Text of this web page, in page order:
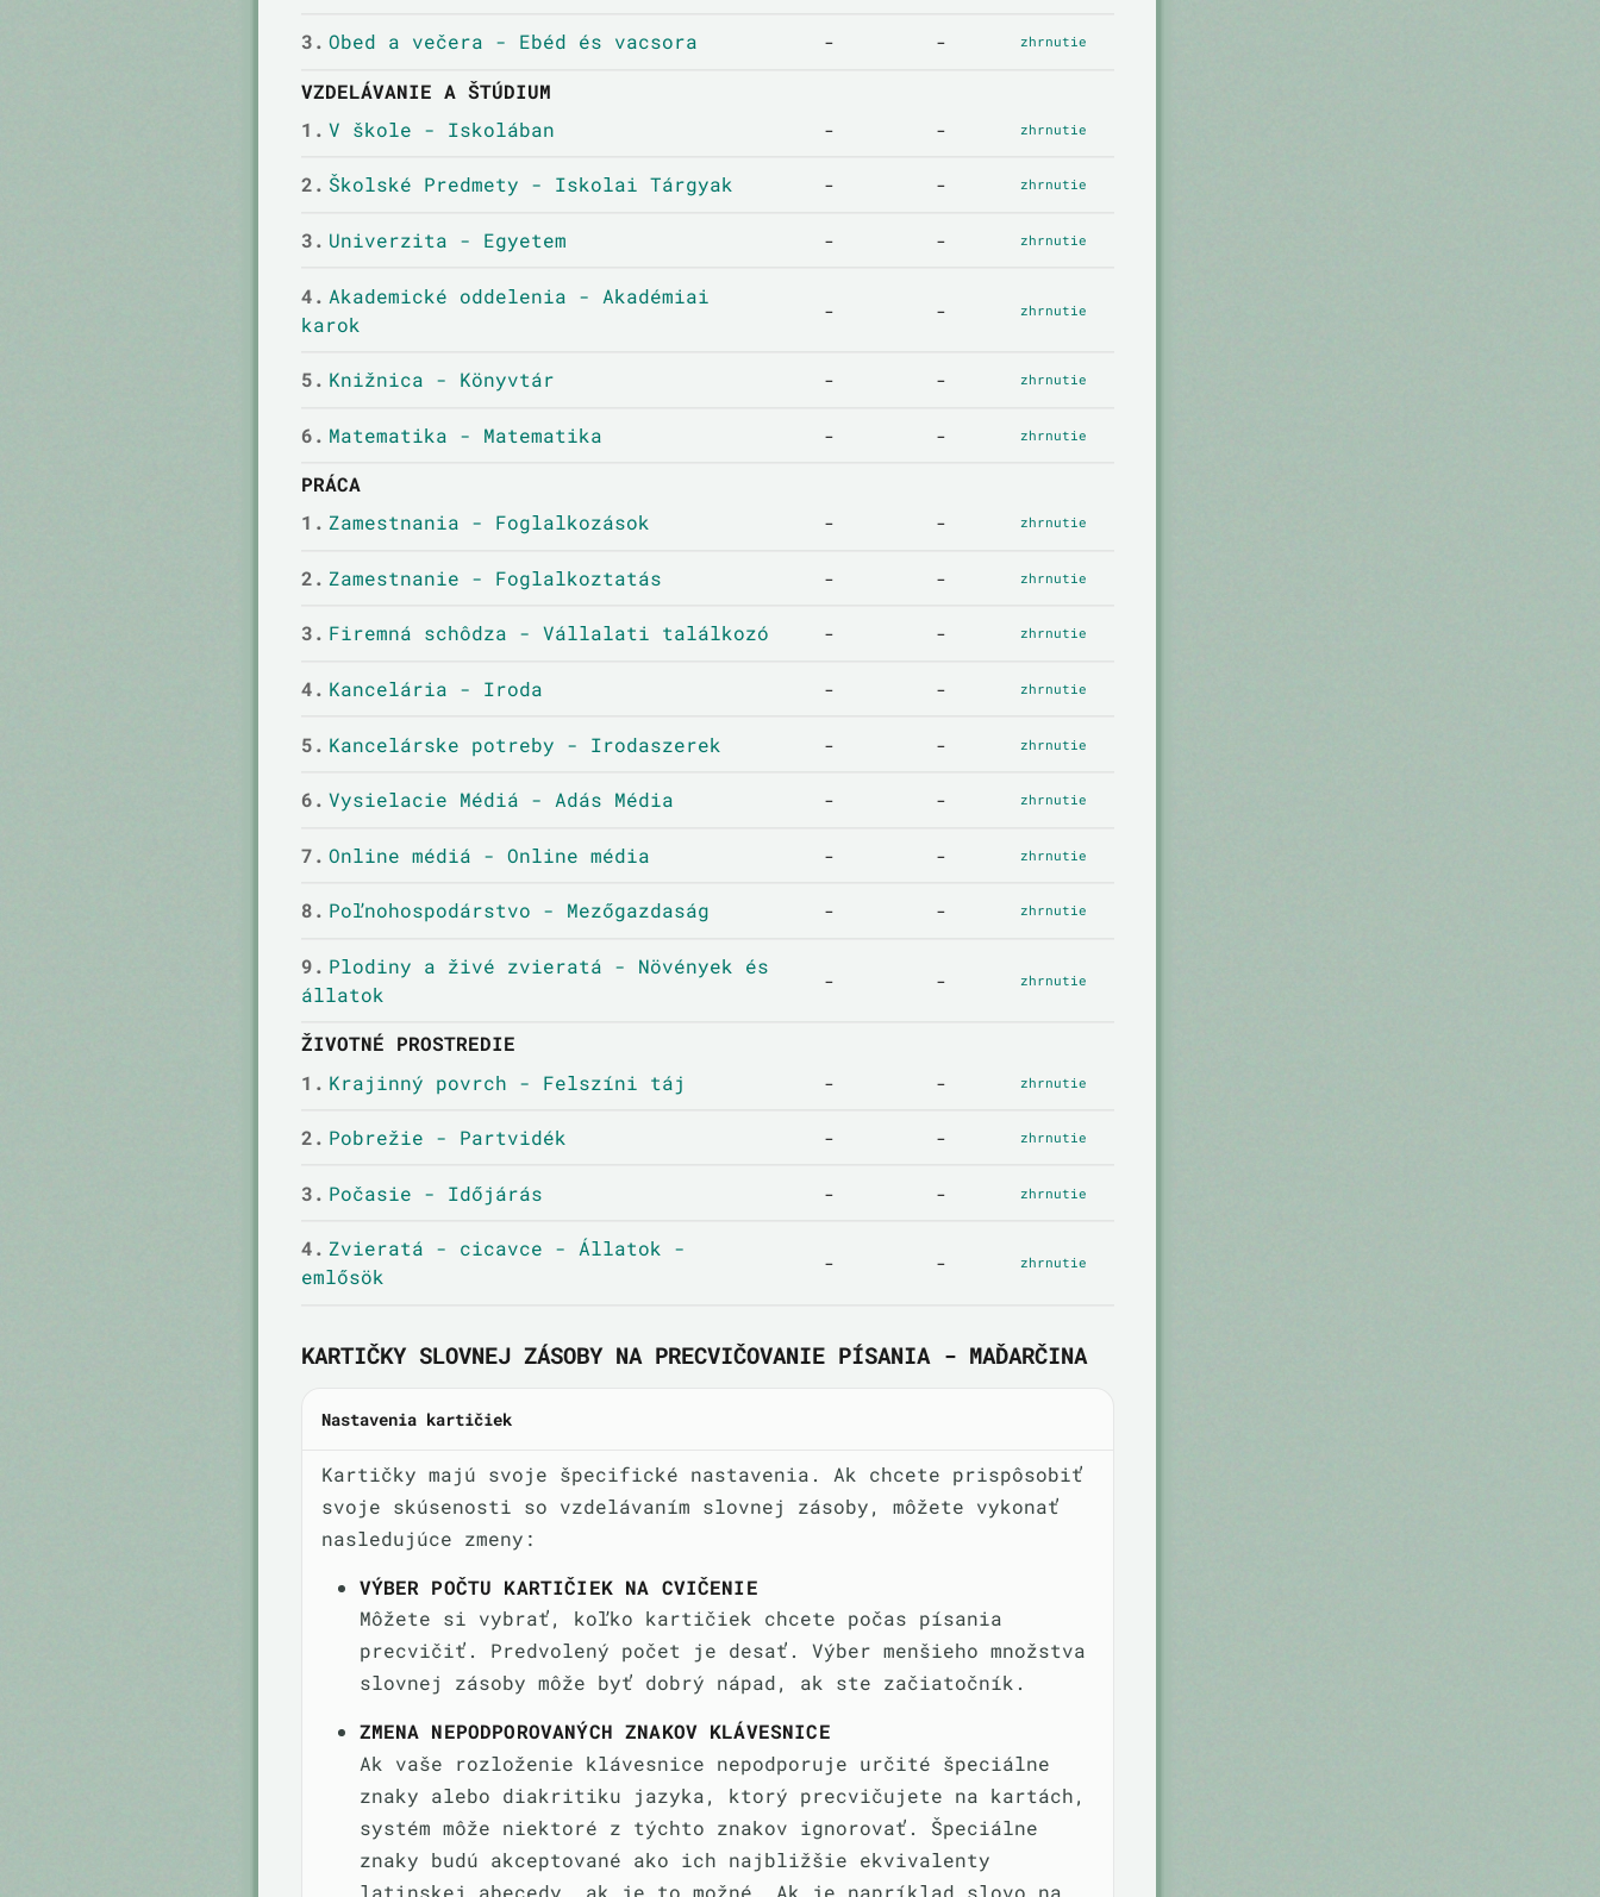
3. Obed a večera - Ebéd és vacsora - - zhrnutie
VZDELÁVANIE A ŠTÚDIUM
1. V škole - Iskolában - - zhrnutie
2. Školské Predmety - Iskolai Tárgyak - - zhrnutie
3. Univerzita - Egyetem - - zhrnutie
4. Akademické oddelenia - Akadémiai
karok
- - zhrnutie
5. Knižnica - Könyvtár - - zhrnutie
6. Matematika - Matematika - - zhrnutie
PRÁCA
1. Zamestnania - Foglalkozások - - zhrnutie
2. Zamestnanie - Foglalkoztatás - - zhrnutie
3. Firemná schôdza - Vállalati találkozó - - zhrnutie
4. Kancelária - Iroda - - zhrnutie
5. Kancelárske potreby - Irodaszerek - - zhrnutie
6. Vysielacie Médiá - Adás Média - - zhrnutie
7. Online médiá - Online média - - zhrnutie
8. Poľnohospodárstvo - Mezőgazdaság - - zhrnutie
9. Plodiny a živé zvieratá - Növények és
állatok
- - zhrnutie
ŽIVOTNÉ PROSTREDIE
1. Krajinný povrch - Felszíni táj - - zhrnutie
2. Pobrežie - Partvidék - - zhrnutie
3. Počasie - Időjárás - - zhrnutie
4. Zvieratá - cicavce - Állatok -
emlősök
- - zhrnutie
KARTIČKY SLOVNEJ ZÁSOBY NA PRECVIČOVANIE PÍSANIA - MAĎARČINA
Nastavenia kartičiek
Kartičky majú svoje špecifické nastavenia. Ak chcete prispôsobiť
svoje skúsenosti so vzdelávaním slovnej zásoby, môžete vykonať
nasledujúce zmeny:
VÝBER POČTU KARTIČIEK NA CVIČENIE
Môžete si vybrať, koľko kartičiek chcete počas písania
precvičiť. Predvolený počet je desať. Výber menšieho množstva
slovnej zásoby môže byť dobrý nápad, ak ste začiatočník.
ZMENA NEPODPOROVANÝCH ZNAKOV KLÁVESNICE
Ak vaše rozloženie klávesnice nepodporuje určité špeciálne
znaky alebo diakritiku jazyka, ktorý precvičujete na kartách,
systém môže niektoré z týchto znakov ignorovať. Špeciálne
znaky budú akceptované ako ich najbližšie ekvivalenty
latinskej abecedy, ak je to možné. Ak je napríklad slovo na